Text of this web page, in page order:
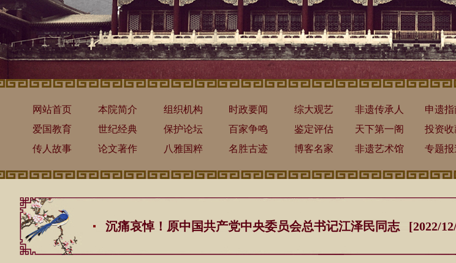
网站首页 本院简介 组织机构 时政要闻 综大观艺 非遗传承人 申遗
爱国教育
世纪经典 保护论坛 百家争鸣 鉴定评估 天下第一阁 投资收
传人故事
论文著作 八雅国粹 名胜古迹 博客名家 非遗艺术馆 专题报
沉痛哀悼！原中国共产党中央委员会总书记江泽民同志 [2022/